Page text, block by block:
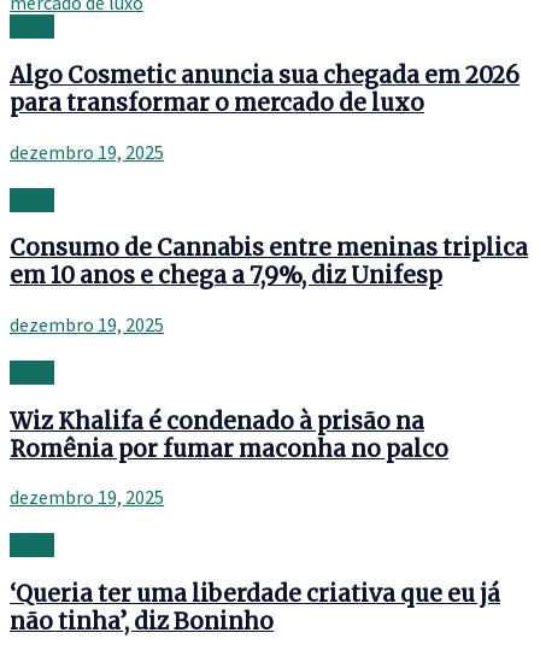
Algo Cosmetic anuncia sua chegada em 2026
para transformar o mercado de luxo
dezembro 19, 2025
Consumo de Cannabis entre meninas triplica
em 10 anos e chega a 7,9%, diz Unifesp
dezembro 19, 2025
Wiz Khalifa é condenado à prisão na
Romênia por fumar maconha no palco
dezembro 19, 2025
‘Queria ter uma liberdade criativa que eu já
não tinha’, diz Boninho